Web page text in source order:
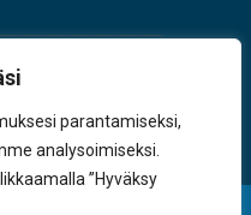
parantamiseksi,
analysoimiseksi.
”Hyväksy